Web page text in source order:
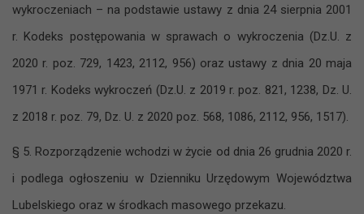
wykroczeniach – na podstawie ustawy z dnia 24 sierpnia 2001
r. Kodeks postępowania w sprawach o wykroczenia (Dz.U. z
2020 r. poz. 729, 1423, 2112, 956) oraz ustawy z dnia 20 maja
1971 r. Kodeks wykroczeń (Dz.U. z 2019 r. poz. 821, 1238, Dz. U.
z 2018 r. poz. 79, Dz. U. z 2020 poz. 568, 1086, 2112, 956, 1517).
§ 5. Rozporządzenie wchodzi w życie od dnia 26 grudnia 2020 r.
i podlega ogłoszeniu w Dzienniku Urzędowym Województwa
Lubelskiego oraz w środkach masowego przekazu.